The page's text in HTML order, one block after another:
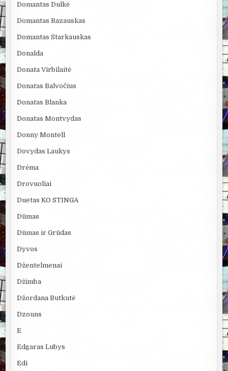
Domantas Dulkė
Domantas Razauskas
Domantas Starkauskas
Donalda
Donata Virbilaitė
Donatas Balvočius
Donatas Blanka
Donatas Montvydas
Donny Montell
Dovydas Laukys
Drėma
Drovuoliai
Duetas KO STINGA
Dūmas
Dūmas ir Grūdas
Dyvos
Džentelmenai
Džimba
Džordana Butkutė
Dzouns
E
Edgaras Lubys
Edi